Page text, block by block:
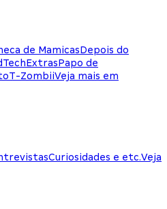
de MamicasDepois do
ExtrasPapo de
T-ZombiiVeja mais em
Curiosidades e etc.Veja